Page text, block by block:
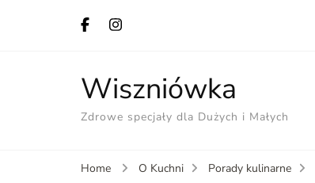
Wiszniówka
Zdrowe specjały dla Dużych i Małych
Home O Kuchni Porady kulinarne